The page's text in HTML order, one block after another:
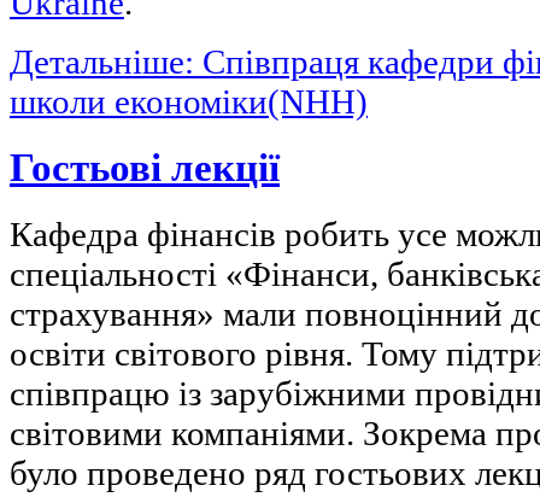
Детальніше: Співпраця кафедри
школи економіки(NHH)
Гостьові лекції
Кафедра фінансів робить усе
спеціальності «Фінанси,
страхування» мали повноцінний
освіти світового рівня. Тому
співпрацю із зарубіжними
світовими компаніями. Зокрема
було проведено ряд гостьових